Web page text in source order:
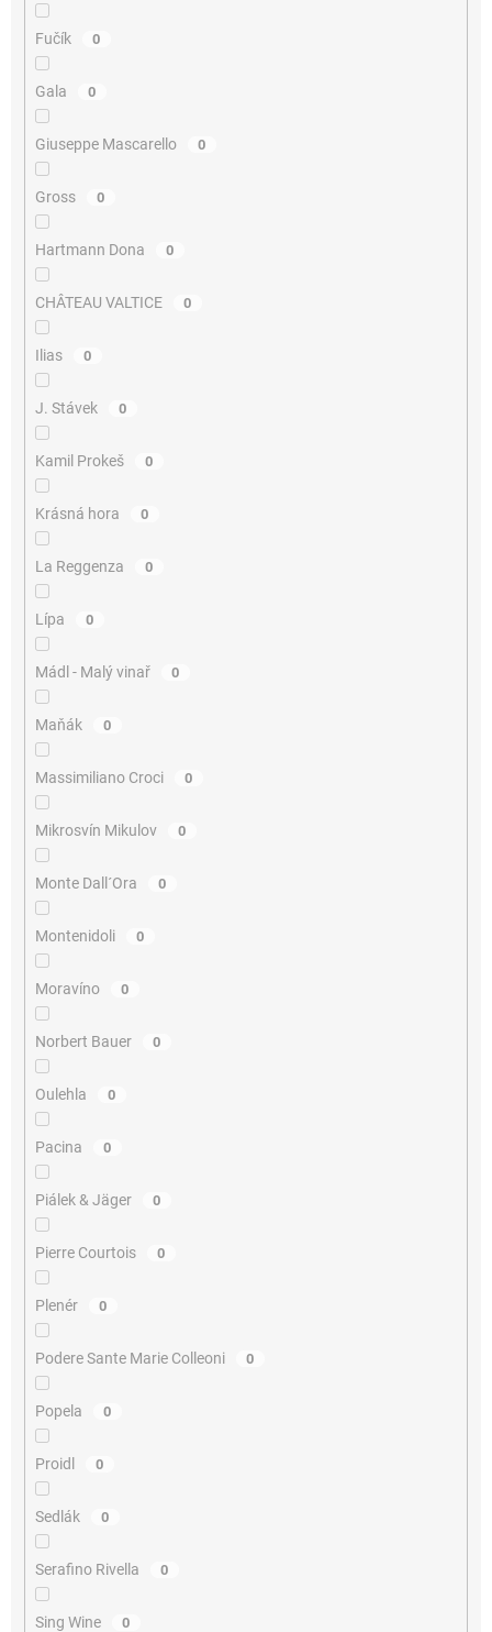
Fučík 0
Gala 0
Giuseppe Mascarello 0
Gross 0
Hartmann Dona 0
CHÂTEAU VALTICE 0
Ilias 0
J. Stávek 0
Kamil Prokeš 0
Krásná hora 0
La Reggenza 0
Lípa 0
Mádl - Malý vinař 0
Maňák 0
Massimiliano Croci 0
Mikrosvín Mikulov 0
Monte Dall´Ora 0
Montenidoli 0
Moravíno 0
Norbert Bauer 0
Oulehla 0
Pacina 0
Piálek & Jäger 0
Pierre Courtois 0
Plenér 0
Podere Sante Marie Colleoni 0
Popela 0
Proidl 0
Sedlák 0
Serafino Rivella 0
Sing Wine 0